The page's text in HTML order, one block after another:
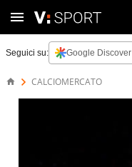
Seguici su: Google Discover
CALCIOMERCATO